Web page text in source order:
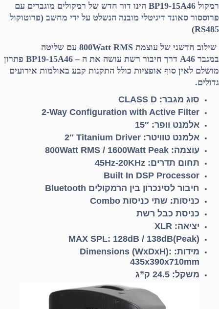
רמקול BP19-15A46 הינו דור חדש של רמקולים מוגברים עם
פרוססור סאונד דיגיטלי מובנה הנשלט על ידי מחשב (פרוטוקול
RS485)
שילוב חדשני של עוצמת 800Watt RMS עם שליטה
במגבר A46 דרך חיבור רשת עושה את ה – BP19-15A46 פתרון
מושלם לאין סוף אופציות כולל התקנות קבע באולמות אירועים
גדולים.
סוג מגבר: CLASS D
2-Way Configuration with Active Filter
אלמנט וופר: 15″
אלמנט טוויטר: 2″ Titanium Driver
עוצמה: 800Watt RMS / 1600Watt Peak
תחום תדרים: 45Hz-20KHz
Built In DSP Processor
חיבור לסינכרון בין הרמקולים Bluetooth
כניסות: שתי כניסות Combo
כניסת כבל רשת
יציאה: XLR
MAX SPL: 128dB / 138dB(Peak)
מידות: Dimensions (WxDxH):
435x390x710mm
משקל: 24.5 ק”ג